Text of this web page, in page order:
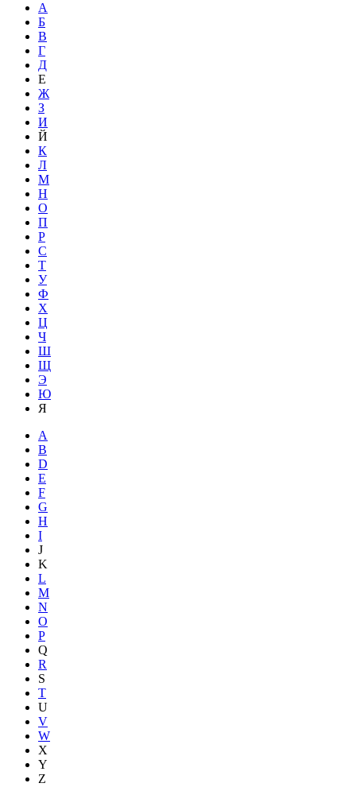
А
Б
В
Г
Д
Е
Ж
З
И
Й
К
Л
М
Н
О
П
Р
С
Т
У
Ф
Х
Ц
Ч
Ш
Щ
Э
Ю
Я
A
B
D
E
F
G
H
I
J
K
L
M
N
O
P
Q
R
S
T
U
V
W
X
Y
Z